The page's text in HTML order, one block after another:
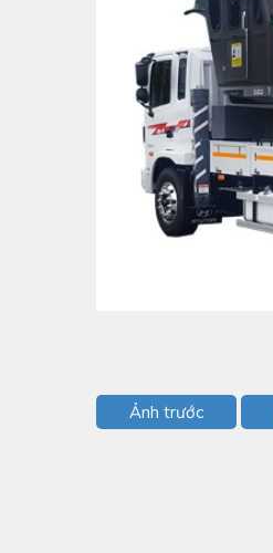
Ảnh trước